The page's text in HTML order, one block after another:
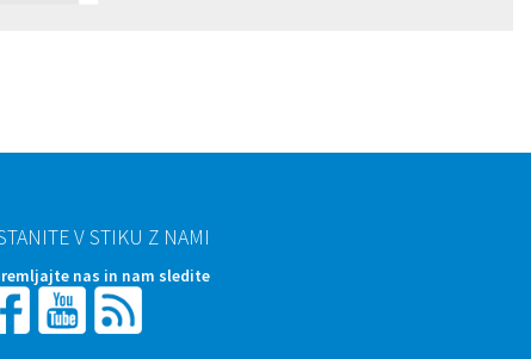
V STIKU Z NAMI
nas in nam sledite